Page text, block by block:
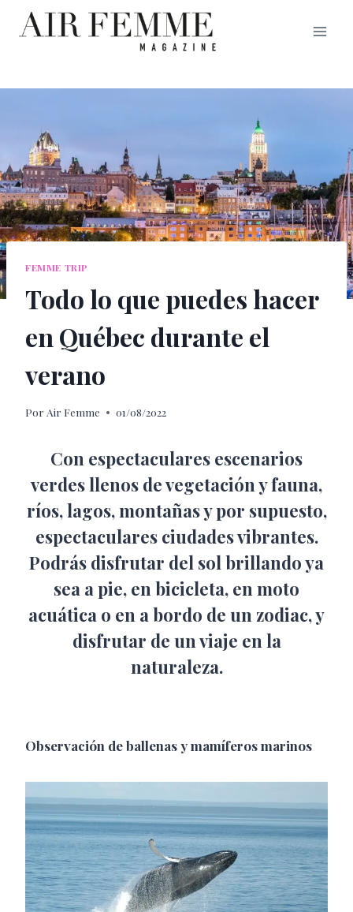
Saltar
FEMME TRIP
Todo lo que puedes hacer
en Québec durante el
verano
Por Air Femme 01/08/2022
Con espectaculares escenarios
verdes llenos de vegetación y fauna,
ríos, lagos, montañas y por supuesto,
espectaculares ciudades vibrantes.
Podrás disfrutar del sol brillando ya
sea a pie, en bicicleta, en moto
acuática o en a bordo de un zodiac, y
disfrutar de un viaje en la
naturaleza.
Observación de ballenas y mamíferos marinos